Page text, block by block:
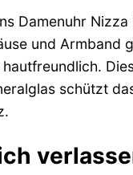
Damenuhr
und
schützt